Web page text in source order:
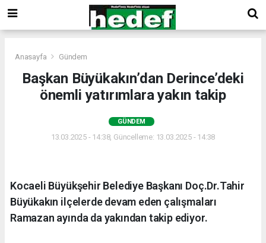
Anasayfa Gündem
Başkan Büyükakın’dan Derince’deki
önemli yatırımlara yakın takip
GÜNDEM
13.03.2025 - 14:38, Güncelleme: 13.03.2025 - 14:38
Kocaeli Büyükşehir Belediye Başkanı Doç.Dr.Tahir
Büyükakın ilçelerde devam eden çalışmaları
Ramazan ayında da yakından takip ediyor.